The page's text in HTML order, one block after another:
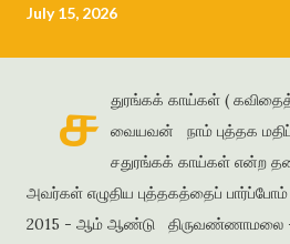
July 15, 2026
ச
துரங்கக் காய்கள் (
வையவன் நாம் புத்தக
சதுரங்கக் காய்கள் என்ற
அவர்கள் எழுதிய புத்தகத்தைப்
2015 - ஆம் ஆண்டு திருவண்ணாமலை -